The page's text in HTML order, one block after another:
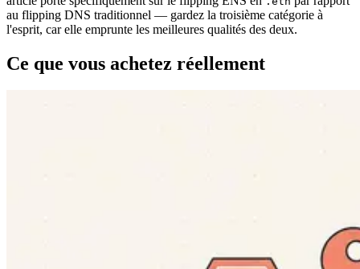
au flipping DNS traditionnel — gardez la troisième catégorie à
l'esprit, car elle emprunte les meilleures qualités des deux.
Ce que vous achetez réellement